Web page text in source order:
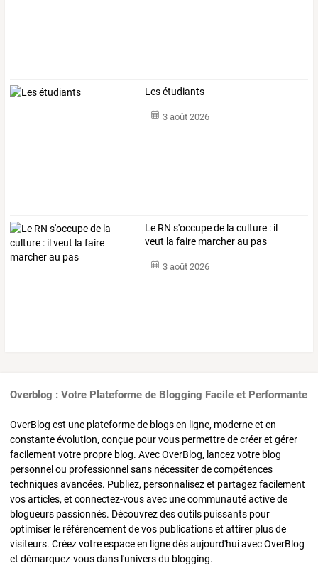
Les étudiants
3 août 2026
Le RN s'occupe de la culture : il
veut la faire marcher au pas
3 août 2026
Overblog : Votre Plateforme de Blogging Facile et Performante
OverBlog est une plateforme de blogs en ligne, moderne et en
constante évolution, conçue pour vous permettre de créer et gérer
facilement votre propre blog. Avec OverBlog, lancez votre blog
personnel ou professionnel sans nécessiter de compétences
techniques avancées. Publiez, personnalisez et partagez facilement
vos articles, et connectez-vous avec une communauté active de
blogueurs passionnés. Découvrez des outils puissants pour
optimiser le référencement de vos publications et attirer plus de
visiteurs. Créez votre espace en ligne dès aujourd'hui avec OverBlog
et démarquez-vous dans l'univers du blogging.